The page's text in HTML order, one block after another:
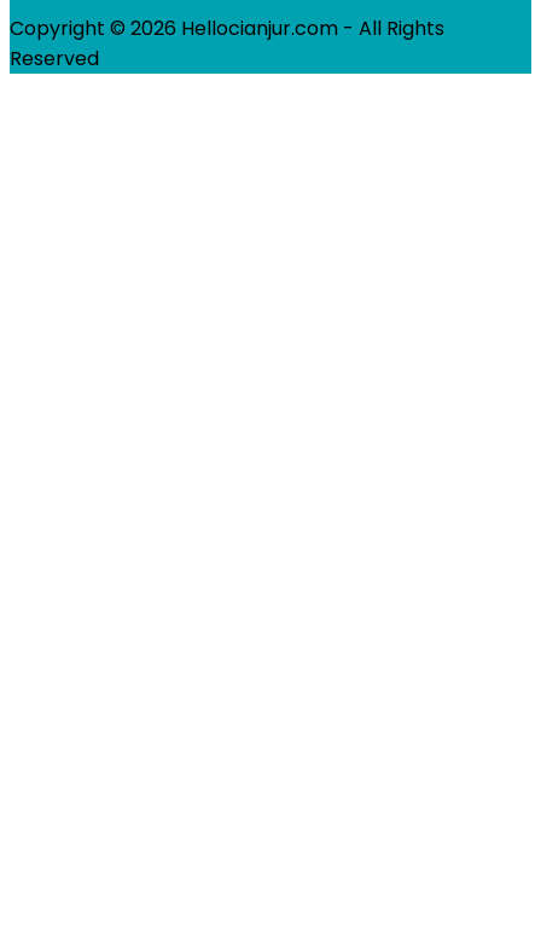
Copyright © 2026 Hellocianjur.com - All Rights
Reserved